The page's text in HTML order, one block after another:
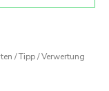
/ Tipp / Verwertung